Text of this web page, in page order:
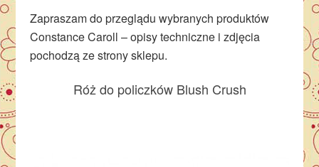
Zapraszam do przeglądu wybranych produktów
Constance Caroll – opisy techniczne i zdjęcia
pochodzą ze strony sklepu.
Róż do policzków Blush Crush